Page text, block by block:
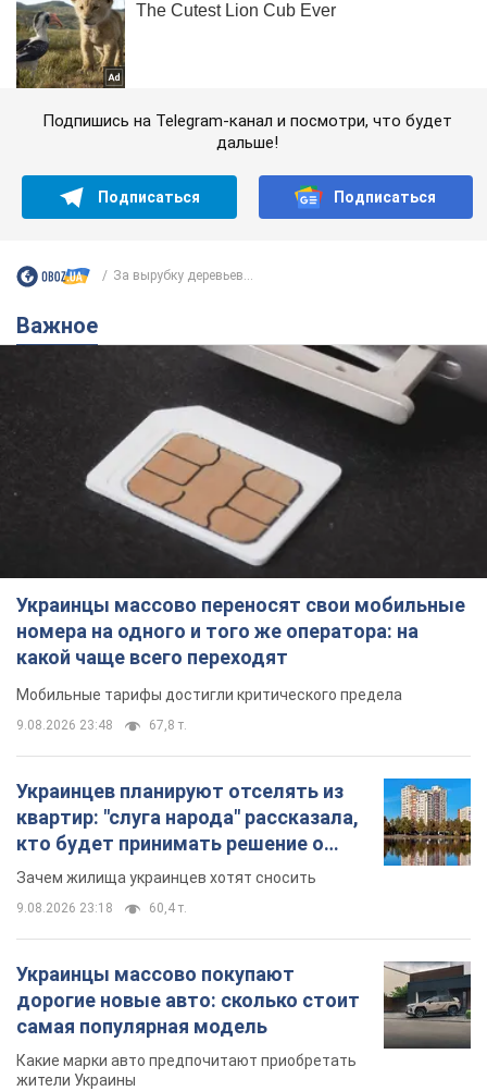
Подпишись на Telegram-канал и посмотри, что будет
дальше!
Подписаться Подписаться
За вырубку деревьев...
Важное
Украинцы массово переносят свои мобильные
номера на одного и того же оператора: на
какой чаще всего переходят
Мобильные тарифы достигли критического предела
9.08.2026 23:48 67,8 т.
Украинцев планируют отселять из
квартир: "слуга народа" рассказала,
кто будет принимать решение о
сносе домов
Зачем жилища украинцев хотят сносить
9.08.2026 23:18 60,4 т.
Украинцы массово покупают
дорогие новые авто: сколько стоит
самая популярная модель
Какие марки авто предпочитают приобретать
жители Украины